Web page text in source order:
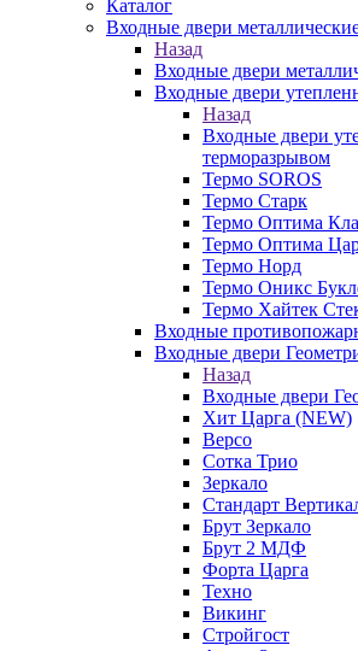
Каталог
Входные двери
Назад
Входные двери
Входные двери
Назад
Входные двери
терморазрывом
Термо SOROS
Термо Старк
Термо Оптима
Термо Оптима
Термо Норд
Термо Оникс
Термо Хайтек
Входные
Входные двери
Назад
Входные двери
Хит Царга (NEW)
Версо
Сотка Трио
Зеркало
Стандарт
Брут Зеркало
Брут 2 МДФ
Форта Царга
Техно
Викинг
Стройгост